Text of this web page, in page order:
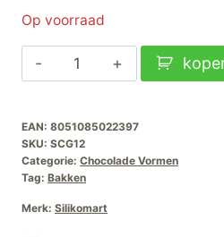
Op voorraad
Silikomart
Chocoladevorm
Ginger
aantal
EAN: 8051085022397
SKU: SCG12
Categorie: Chocolade Vormen
Tag: Bakken
Merk: Silikomart